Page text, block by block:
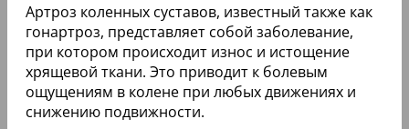
Артроз коленных суставов, известный также как
гонартроз, представляет собой заболевание,
при котором происходит износ и истощение
хрящевой ткани. Это приводит к болевым
ощущениям в колене при любых движениях и
снижению подвижности.